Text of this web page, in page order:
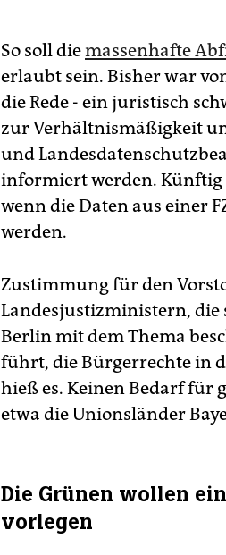
So soll diemassenhafte
erlaubt sein. Bisher war
die Rede - ein juristisch
zur Verhältnismäßigkeit
und
informiert werden. Künftig
wenn die Daten aus einer
werden.
Zustimmung für den
Landesjustizministern, die
Berlin mit dem Thema
führt, die Bürgerrechte in
hieß es. Keinen Bedarf für
etwa die Unionsländer
Die Grünen wollen
vorlegen